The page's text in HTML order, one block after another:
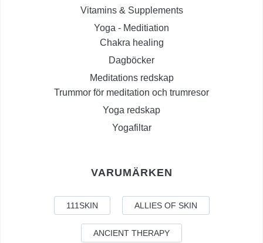
Vitamins & Supplements
Yoga - Meditiation
Chakra healing
Dagböcker
Meditations redskap
Trummor för meditation och trumresor
Yoga redskap
Yogafiltar
VARUMÄRKEN
111SKIN ALLIES OF SKIN
ANCIENT THERAPY